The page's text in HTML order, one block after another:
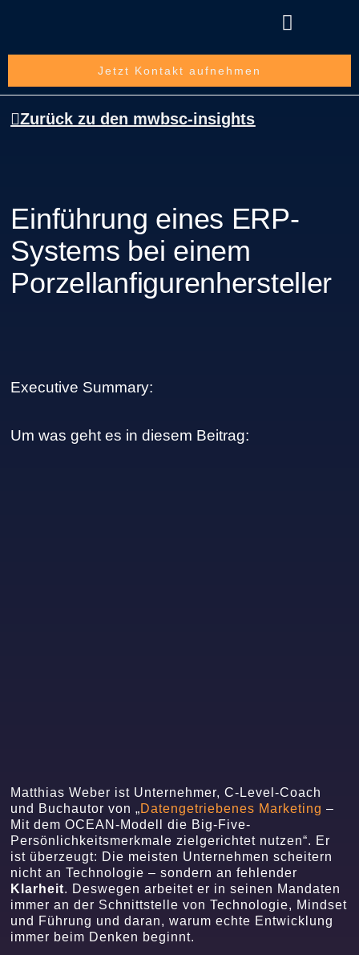
Jetzt Kontakt aufnehmen
Zurück zu den mwbsc-insights
Einführung eines ERP-
Systems bei einem
Porzellanfigurenhersteller
Executive Summary:
Um was geht es in diesem Beitrag:
Matthias Weber ist Unternehmer, C-Level-Coach
und Buchautor von „Datengetriebenes Marketing –
Mit dem OCEAN-Modell die Big-Five-
Persönlichkeitsmerkmale zielgerichtet nutzen“. Er
ist überzeugt: Die meisten Unternehmen scheitern
nicht an Technologie – sondern an fehlender
Klarheit. Deswegen arbeitet er in seinen Mandaten
immer an der Schnittstelle von Technologie, Mindset
und Führung und daran, warum echte Entwicklung
immer beim Denken beginnt.